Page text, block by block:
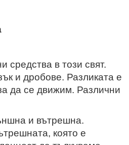
средства в този свят.
и дробове. Разликата е
да се движим. Различни
и вътрешна.
която е